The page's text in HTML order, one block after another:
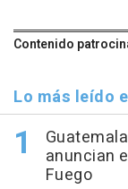
Contenido
Lo más leído
anuncian
Fuego